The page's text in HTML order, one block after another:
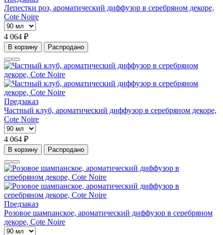
Лепестки роз, ароматический диффузор в серебряном декоре,
Cote Noire
4 064 ₽
В корзину Распродано
Предзаказ
Частный клуб, ароматический диффузор в серебряном декоре,
Cote Noire
4 064 ₽
В корзину Распродано
Предзаказ
Розовое шампанское, ароматический диффузор в серебряном
декоре, Cote Noire